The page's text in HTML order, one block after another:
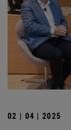
02 | 04 | 2025